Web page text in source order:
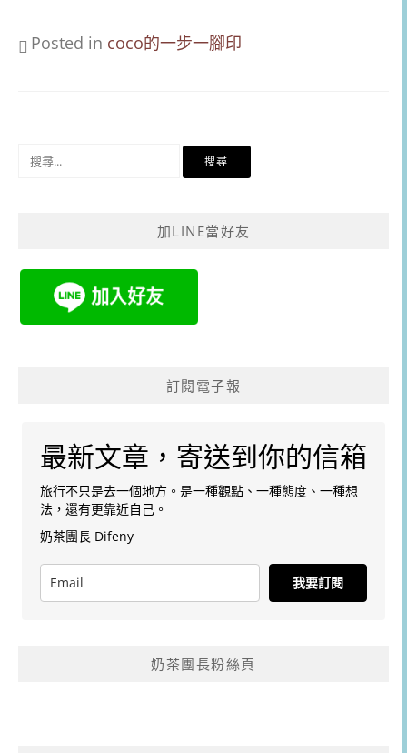
Posted in coco的一步一腳印
加LINE當好友
訂閱電子報
最新文章，寄送到你的信箱
旅行不只是去一個地方。是一種觀點、一種態度、一種想
法，還有更靠近自己。
奶茶團長 Difeny
我要訂閱
奶茶團長粉絲頁